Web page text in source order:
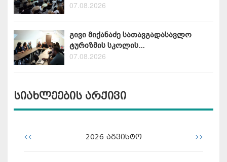
07.08.2026
გივი მიქანაძე სათავგადასავლო
ტურიზმის სკოლის...
07.08.2026
სიახლეების არქივი
<< 2026 აგვისტო >>